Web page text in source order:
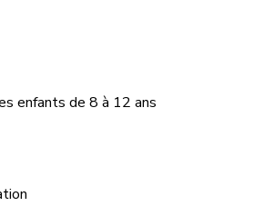
enfants de 8 à 12 ans